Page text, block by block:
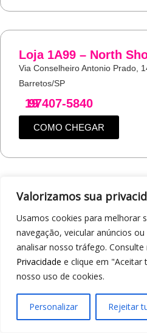
Valorizamos sua
Usamos cookies para melhorar
navegação, veicular anúncios
analisar nosso tráfego. Consulte
Privacidade e clique em "Aceitar
nosso uso de cookies.
Personalizar Rejeitar
Loja 1A99 – North
Via Conselheiro Antonio Prado,
Barretos/SP
19
97407-5840
COMO CHEGAR
Loja 1A99 – Avenida
Alberto Carvalho
Av. Professor Carlos Alberto
Atibaia/SP
19
97405-8547